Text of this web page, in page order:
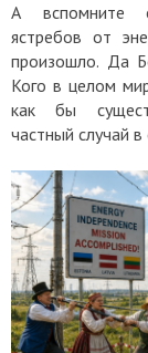
А вспомните
ястребов от
произошло. Да
Кого в целом
как бы
частный случай